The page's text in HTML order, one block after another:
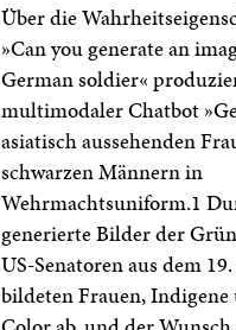
Über die
»Can you generate an
German soldier«
multimodaler Chatbot
asiatisch aussehenden
schwarzen Männern in
Wehrmachtsuniform.1
generierte Bilder der
US-Senatoren aus dem
bildeten Frauen, Indigene